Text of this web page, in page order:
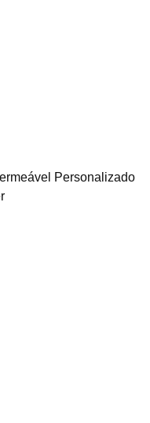
Personalizado